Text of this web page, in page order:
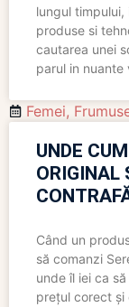
lungul
produse si
cautarea unei
parul in nuante
Femei,
UNDE
ORIGINAL
Când un
să comanzi
unde îl iei ca
prețul corect și